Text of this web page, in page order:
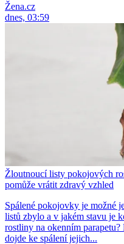
Žena.cz
dnes, 03:59
Žloutnoucí listy pokojových
pomůže vrátit zdravý vzhled
Spálené pokojovky je možné
listů zbylo a v jakém stavu je
rostliny na okenním parapetu?
dojde ke spálení jejich...